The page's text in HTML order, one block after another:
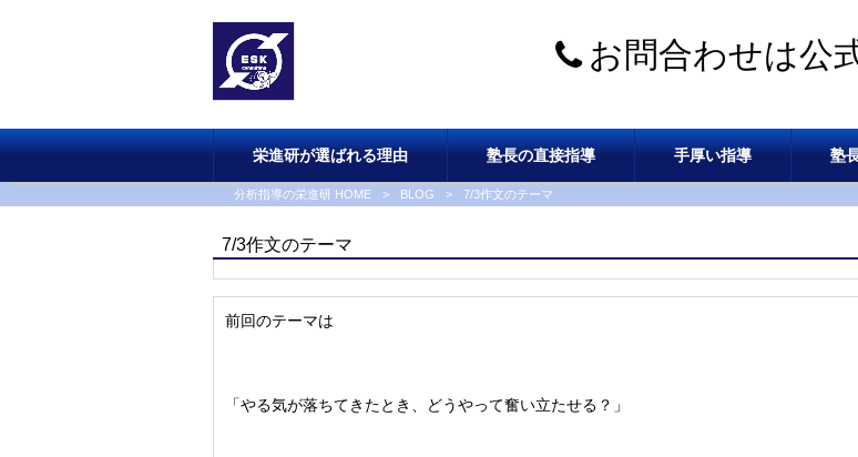
お問合わせは公式
栄進研が選ばれる理由 塾長の直接指導 手厚い指導 塾
分析指導の栄進研 HOME > BLOG > 7/3作文のテーマ
7/3作文のテーマ
前回のテーマは
「やる気が落ちてきたとき、どうやって奮い立たせる？」